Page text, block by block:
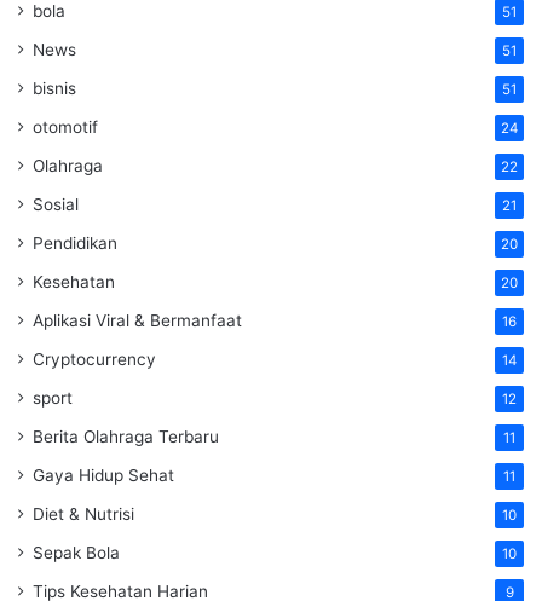
bola 51
News 51
bisnis 51
otomotif 24
Olahraga 22
Sosial 21
Pendidikan 20
Kesehatan 20
Aplikasi Viral & Bermanfaat 16
Cryptocurrency 14
sport 12
Berita Olahraga Terbaru 11
Gaya Hidup Sehat 11
Diet & Nutrisi 10
Sepak Bola 10
Tips Kesehatan Harian 9